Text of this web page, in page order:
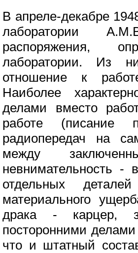
В апреле-декабре
лаборатории
распоряжения,
лаборатории. Из
отношение к
Наиболее
делами вместо
работе (писание
радиопередач на
между
невнимательность -
отдельных
материального
драка - карцер,
посторонними
что и штатный